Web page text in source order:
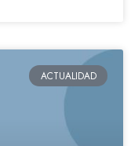
ACTUALIDAD